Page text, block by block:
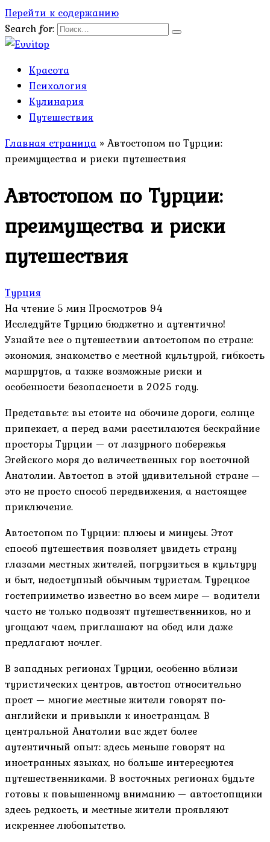
Перейти к содержанию
Search for:
Красота
Психология
Кулинария
Путешествия
Главная страница » Автостопом по Турции:
преимущества и риски путешествия
Автостопом по Турции:
преимущества и риски
путешествия
Турция
На чтение 5 мин Просмотров 94
Исследуйте Турцию бюджетно и аутентично!
Узнайте все о путешествии автостопом по стране:
экономия, знакомство с местной культурой, гибкость
маршрутов, а также возможные риски и
особенности безопасности в 2025 году.
Представьте: вы стоите на обочине дороги, солнце
припекает, а перед вами расстилаются бескрайние
просторы Турции — от лазурного побережья
Эгейского моря до величественных гор восточной
Анатолии. Автостоп в этой удивительной стране —
это не просто способ передвижения, а настоящее
приключение.
Автостопом по Турции: плюсы и минусы. Этот
способ путешествия позволяет увидеть страну
глазами местных жителей, погрузиться в культуру
и быт, недоступный обычным туристам. Турецкое
гостеприимство известно во всем мире — водители
часто не только подвозят путешественников, но и
угощают чаем, приглашают на обед или даже
предлагают ночлег.
В западных регионах Турции, особенно вблизи
туристических центров, автостоп относительно
прост — многие местные жители говорят по-
английски и привыкли к иностранцам. В
центральной Анатолии вас ждет более
аутентичный опыт: здесь меньше говорят на
иностранных языках, но больше интересуются
путешественниками. В восточных регионах будьте
готовы к повышенному вниманию — автостопщики
здесь редкость, и местные жители проявляют
искреннее любопытство.